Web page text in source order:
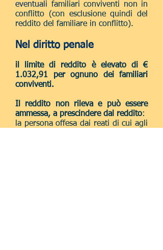
eventuali familiari conviventi non in
conflitto (con esclusione quindi del
reddito del familiare in conflitto).
Nel diritto penale
il limite di reddito è elevato di €
1.032,91 per ognuno dei familiari
conviventi.
Il reddito non rileva e può essere
ammessa, a prescindere dal reddito:
la persona offesa dai reati di cui agli